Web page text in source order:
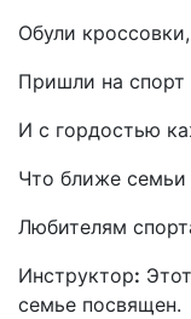
Обули
Пришли на спорт
И с гордостью
Что ближе семьи
Любителям
Инструктор:
семье посвящен.